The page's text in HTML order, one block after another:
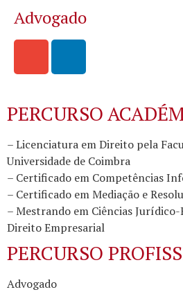
Advogado
PERCURSO
– Licenciatura em Direito pela
Universidade de Coimbra
– Certificado em Competências
– Certificado em Mediação e
– Mestrando em Ciências
Direito Empresarial
PERCURSO
Advogado